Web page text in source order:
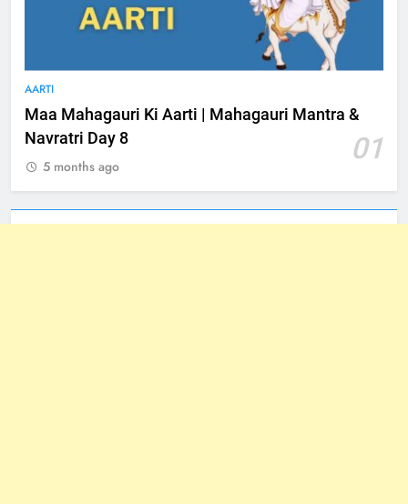
AARTI
Maa Mahagauri Ki Aarti | Mahagauri Mantra &
Navratri Day 8
01
5 months ago